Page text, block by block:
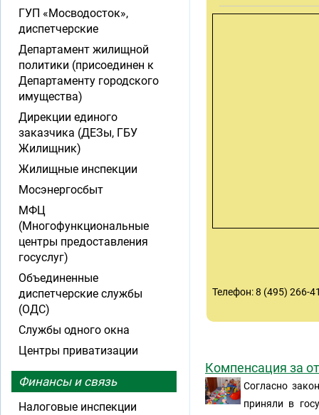
Телефон: 8 (495) 266-
Компенсация за
Согласно
приняли в
ГУП «Мосводосток»,
диспетчерские
Департамент жилищной
политики (присоединен к
Департаменту городского
имущества)
Дирекции единого
заказчика (ДЕЗы, ГБУ
Жилищник)
Жилищные инспекции
Мосэнергосбыт
МФЦ
(Многофункциональные
центры предоставления
госуслуг)
Объединенные
диспетчерские службы
(ОДС)
Службы одного окна
Центры приватизации
Финансы и связь
Налоговые инспекции